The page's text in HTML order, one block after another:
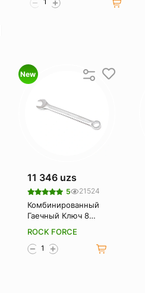
New
11 346 uzs
5 21524
Комбинированный
Гаечный Ключ 8
75508
ROCK FORCE